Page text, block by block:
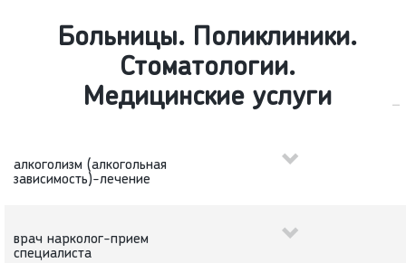
Больницы. Поликлиники.
Стоматологии.
Медицинские услуги
алкоголизм (алкогольная
зависимость)-лечение
врач нарколог-прием
специалиста